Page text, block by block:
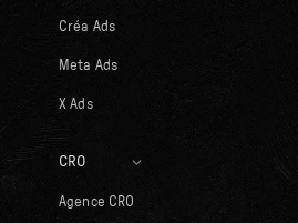
Créa Ads
Meta Ads
X Ads
CRO
Agence CRO